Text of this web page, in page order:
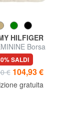
HILFIGER
Borsa
a spalla
SALDI
€ 104,93 €
gratuita